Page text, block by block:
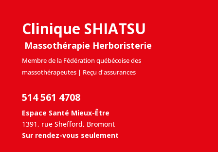
Clinique SHIATSU
Massothérapie Herboristerie
Membre de la Fédération québécoise des
massothérapeutes | Reçu d'assurances
514 561 4708
Espace Santé Mieux-Être
1391, rue Shefford, Bromont
Sur rendez-vous seulement